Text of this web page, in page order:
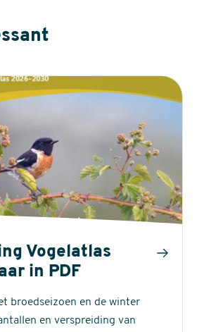
Vogelatlas
in PDF
broedseizoen en de winter
en verspreiding van